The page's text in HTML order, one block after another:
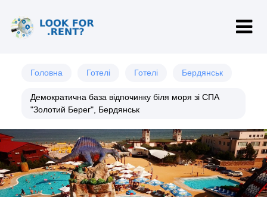
Головна Готелі Готелі Бердянськ
Демократична база відпочинку біля моря зі СПА
"Золотий Берег", Бердянськ